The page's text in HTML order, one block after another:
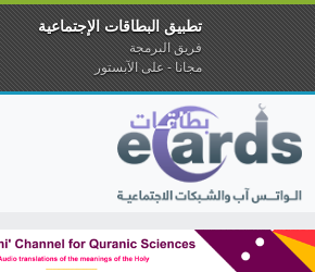
تطبيق البطاقات الإجتماعية
فريق البرمجة
مجانا - على الآبستور